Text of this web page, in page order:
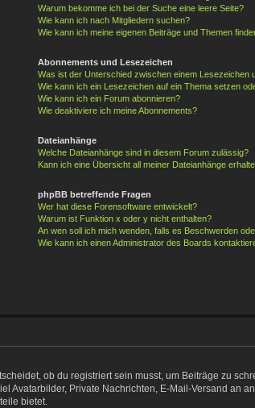
Warum bekomme ich bei der Suche eine leere Seite?
Wie kann ich nach Mitgliedern suchen?
Wie kann ich meine eigenen Beiträge und Themen
Abonnements und Lesezeichen
Was ist der Unterschied zwischen einem Lesezeichen
Wie kann ich ein Lesezeichen auf ein Thema setzen
Wie kann ich ein Forum abonnieren?
Wie deaktiviere ich meine Abonnements?
Dateianhänge
Welche Dateianhänge sind in diesem Forum zulässig?
Kann ich eine Übersicht all meiner Dateianhänge
phpBB betreffende Fragen
Wer hat diese Forensoftware entwickelt?
Warum ist Funktion x oder y nicht enthalten?
An wen soll ich mich wenden, falls es Beschwerden
Wie kann ich einen Administrator des Boards
ob du registriert sein musst, um Beiträge zu
Avatarbilder, Private Nachrichten, E-Mail-Versand an
bietet.